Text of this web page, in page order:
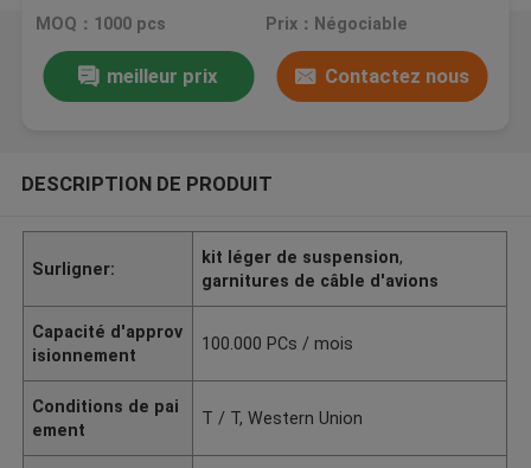
de câble
MOQ：1000 pcs Prix：Négociable
meilleur prix Contactez nous
DESCRIPTION DE PRODUIT
Surligner:
kit léger de suspension,
garnitures de câble d'avions
Capacité d'approv
isionnement
100.000 PCs / mois
Conditions de pai
ement
T / T, Western Union